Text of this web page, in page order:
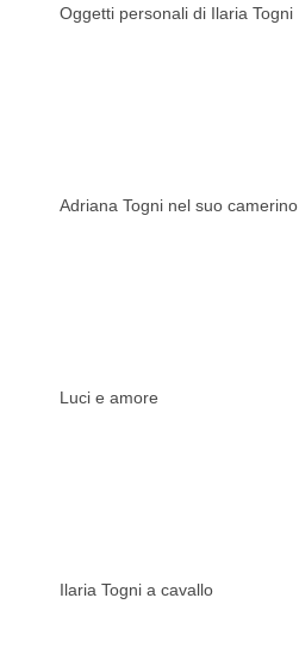
Oggetti personali di Ilaria Togni
Adriana Togni nel suo camerino
Luci e amore
Ilaria Togni a cavallo